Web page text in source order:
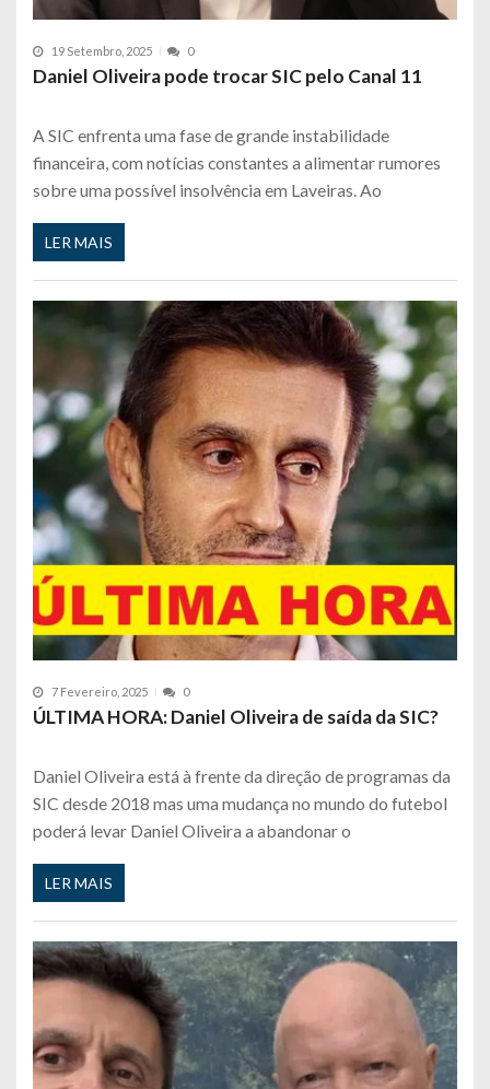
19 Setembro, 2025 0
Daniel Oliveira pode trocar SIC pelo Canal 11
A SIC enfrenta uma fase de grande instabilidade
financeira, com notícias constantes a alimentar rumores
sobre uma possível insolvência em Laveiras. Ao
LER MAIS
7 Fevereiro, 2025 0
ÚLTIMA HORA: Daniel Oliveira de saída da SIC?
Daniel Oliveira está à frente da direção de programas da
SIC desde 2018 mas uma mudança no mundo do futebol
poderá levar Daniel Oliveira a abandonar o
LER MAIS